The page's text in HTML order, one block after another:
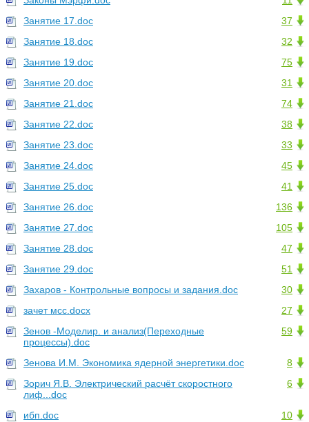
37
Занятие 17.doc
32
Занятие 18.doc
75
Занятие 19.doc
31
Занятие 20.doc
74
Занятие 21.doc
38
Занятие 22.doc
33
Занятие 23.doc
45
Занятие 24.doc
41
Занятие 25.doc
136
Занятие 26.doc
105
Занятие 27.doc
47
Занятие 28.doc
51
Занятие 29.doc
30
Захаров - Контрольные вопросы и задания.doc
27
зачет мсс.docx
59
Зенов -Моделир. и анализ(Переходные
процессы).doc
8
Зенова И.М. Экономика ядерной энергетики.doc
6
Зорич Я.В. Электрический расчёт скоростного
лиф...doc
10
ибп.doc